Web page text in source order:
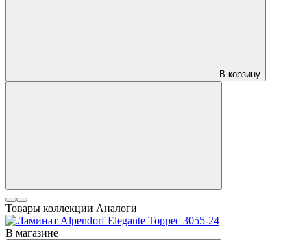
В корзину
Товары коллекции Аналоги
В магазине